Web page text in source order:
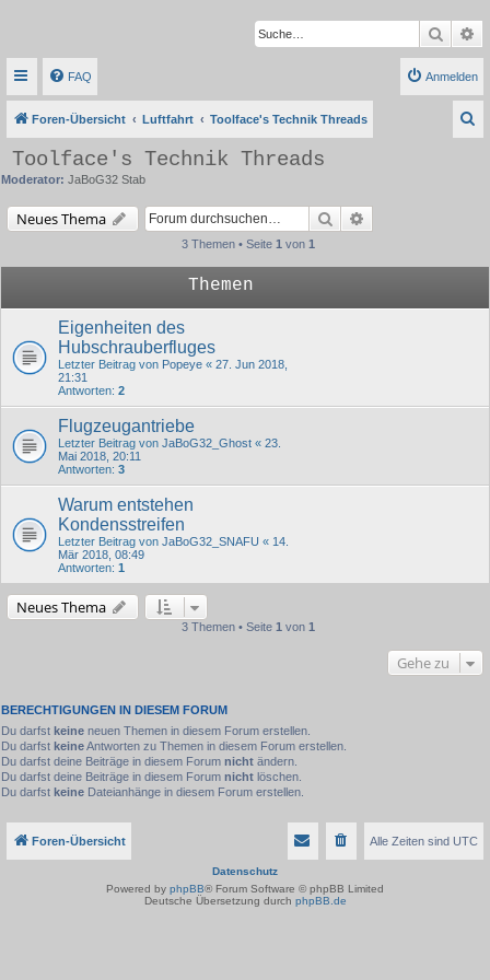
Suche
FAQ Anmelden
Foren-Übersicht Luftfahrt Toolface's Technik Threads
Toolface's Technik Threads
Moderator: JaBoG32 Stab
Neues Thema Suche
3 Themen • Seite 1 von 1
Themen
Eigenheiten des
Hubschrauberfluges
Letzter Beitrag von Popeye « 27. Jun 2018,
21:31
Antworten: 2
Flugzeugantriebe
Letzter Beitrag von JaBoG32_Ghost « 23.
Mai 2018, 20:11
Antworten: 3
Warum entstehen
Kondensstreifen
Letzter Beitrag von JaBoG32_SNAFU « 14.
Mär 2018, 08:49
Antworten: 1
Neues Thema
3 Themen • Seite 1 von 1
Gehe zu
BERECHTIGUNGEN IN DIESEM FORUM
Du darfst keine neuen Themen in diesem Forum erstellen.
Du darfst keineAntworten zu Themen in diesem Forum erstellen.
Du darfst deine Beiträge in diesem Forum nicht ändern.
Du darfst deine Beiträge in diesem Forum nicht löschen.
Du darfst keine Dateianhänge in diesem Forum erstellen.
Foren-Übersicht Alle Zeiten sind UTC
Datenschutz
Powered by phpBB® Forum Software © phpBB Limited
Deutsche Übersetzung durch phpBB.de